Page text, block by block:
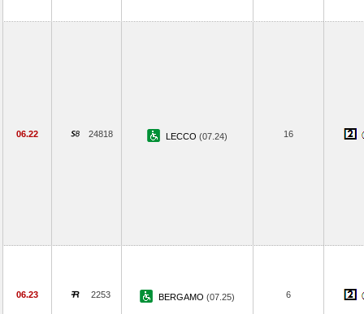
06.22 24818 LECCO (07.24) 16
06.23 2253 BERGAMO (07.25) 6